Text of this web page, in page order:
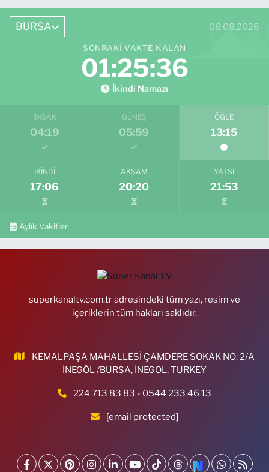
BURSA 06.08.2026
SONRAKI VAKTE KALAN
01:25:35
İkindi Namazı
İMSAK
04:19
GÜNEŞ
05:59
ÖĞLE
13:15
İKINDI
17:06
AKŞAM
20:20
YATSI
21:53
Aylık Vakitler
superkanaltv.com.tr adresindeki tüm yazı, resim ve
içeriklerin tüm hakları saklıdır.
KEMALPAŞA MAHALLESİ ÇAMDERE SOKAK NO: 2/A
İNEGÖL /BURSA, İNEGOL, TURKEY
224 713 83 83 - 0544 233 46 13
[email protected]